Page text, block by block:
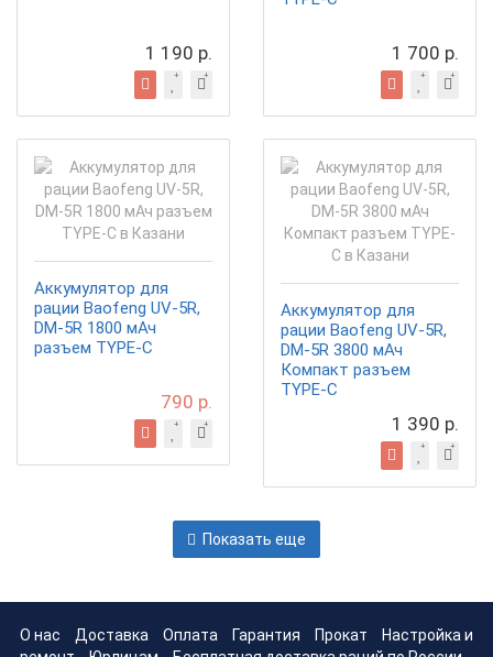
1 190 р. 1 700 р.
Аккумулятор для
рации Baofeng UV-5R,
DM-5R 1800 мАч
разъем TYPE-C
790 р.
Аккумулятор для
рации Baofeng UV-5R,
DM-5R 3800 мАч
Компакт разъем
TYPE-C
1 390 р.
Показать еще
О нас Доставка Оплата Гарантия Прокат
Настройка и